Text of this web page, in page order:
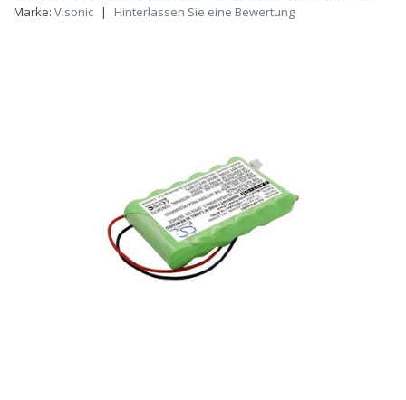
Marke: Visonic | Hinterlassen Sie eine Bewertung